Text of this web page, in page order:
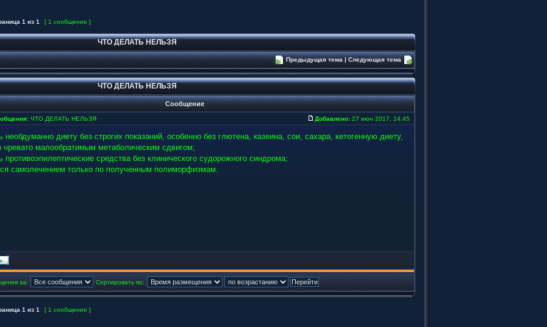
1 из 1 [ 1 сообщение ]
ЧТО ДЕЛАТЬ НЕЛЬЗЯ
Предыдущая тема|Следующая тема
ЧТО ДЕЛАТЬ НЕЛЬЗЯ
Сообщение
ЧТО ДЕЛАТЬ НЕЛЬЗЯ Добавлено: 27 июн 2017, 14:45
необдуманно диету без строгих показаний, особенно без глютена, казеина, сои, сахара, кетогенную диету,
чревато малообратимым метаболическим сдвигом;
противоэпилептические средства без клинического судорожного синдрома;
самолечением только по полученным полиморфизмам.
за: Сортировать по:
1 из 1 [ 1 сообщение ]